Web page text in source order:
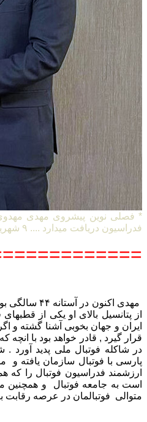
* فصلی نوین پیشروی مهدی
فدراسیون دریافت میدارد .... ۹ شهریور ۱۴۰۰ - ساختمان فدراسیون فوتبال ایران
مهدی اکنون
از پتانسیل بالای او یکی از
ایران و جهان بخوبی آشنا گشته و
قرار گیرد , قادر خواهد بود با
در شاکله فوتبال ملی پدید آورد .
پارسی با فوتبال سازمان یافته
ارزشمند فدراسیون فوتبال را که
است به جامعه فوتبال و همچنین
متوالی فوتبالمان در عرصه رقابت